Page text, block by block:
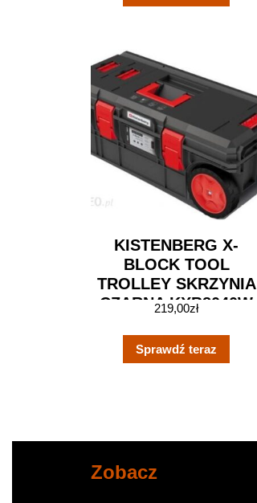
KISTENBERG X-
BLOCK TOOL
TROLLEY SKRZYNIA
CZARNA KXB8040W
219,00zł
Sprawdź teraz
Zobacz